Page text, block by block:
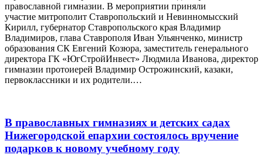
православной гимназии. В мероприятии приняли
участие митрополит Ставропольский и Невинномысский
Кирилл, губернатор Ставропольского края Владимир
Владимиров, глава Ставрополя Иван Ульянченко, министр
образования СК Евгений Козюра, заместитель генерального
директора ГК «ЮгСтройИнвест» Людмила Иванова, директор
гимназии протоиерей Владимир Острожинский, казаки,
первоклассники и их родители.…
В православных гимназиях и детских садах
Нижегородской епархии состоялось вручение
подарков к новому учебному году